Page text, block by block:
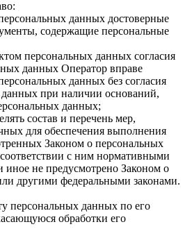
данных достоверные
содержащие персональные
персональных данных согласия
данных Оператор вправе
данных без согласия
данных при наличии оснований,
данных;
состав и перечень мер,
для обеспечения выполнения
Законом о персональных
с ним нормативными
иное не предусмотрено Законом о
другими федеральными законами.
персональных данных по его
обработки его